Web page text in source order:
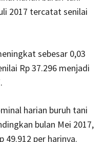
2017 tercatat senilai
sebesar 0,03
Rp 37.296 menjadi
harian buruh tani
bulan Mei 2017,
49.912 per harinya.